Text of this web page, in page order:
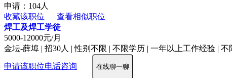
申请：104人
收藏该职位
查看相似职位
焊工及焊工学徒
5000-12000元/月
金坛-薛埠 | 招30人 | 性别不限 | 不限学历 | 一年以上工作经验 | 不
申请该职位电话咨询 在线聊一聊